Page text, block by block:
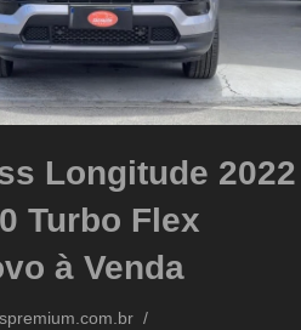
Longitude 2022
Turbo Flex
à Venda